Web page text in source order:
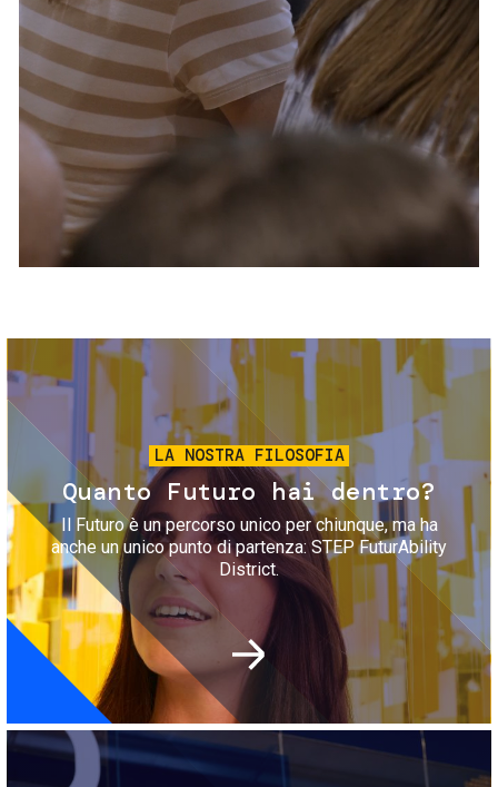
Servizi e accessibilità
Contatti
FAQ
Biglietti
Immagine
LA NOSTRA FILOSOFIA
Quanto Futuro hai dentro?
Il Futuro è un percorso unico per chiunque, ma ha
anche un unico punto di partenza: STEP FuturAbility
District.
Immagine